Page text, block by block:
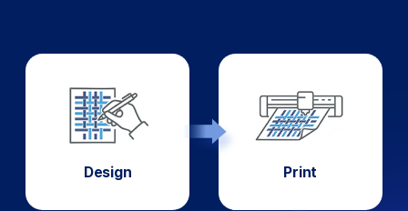
Design Print